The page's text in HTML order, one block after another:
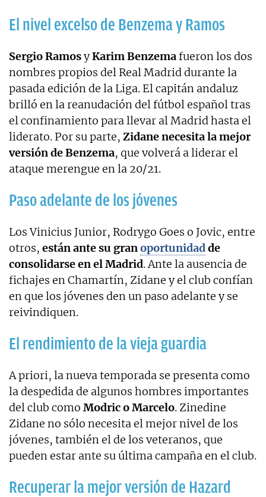
El nivel excelso de Benzema y Ramos
Sergio RamosyKarim Benzemafueron los dos
nombres propios del Real Madrid durante la
pasada edición de la Liga. El capitán andaluz
brilló en la reanudación del fútbol español tras
el confinamiento para llevar al Madrid hasta el
liderato. Por su parte, Zidane necesita la mejor
versión de Benzema, que volverá a liderar el
ataque merengue en la 20/21.
Paso adelante de los jóvenes
Los Vinicius Junior, Rodrygo Goes o Jovic, entre
otros, están ante su granoportunidadde
consolidarse en el Madrid. Ante la ausencia de
fichajes en Chamartín, Zidane y el club confían
en que los jóvenes den un paso adelante y se
reivindiquen.
El rendimiento de la vieja guardia
A priori, la nueva temporada se presenta como
la despedida de algunos hombres importantes
del club como Modric o Marcelo. Zinedine
Zidane no sólo necesita el mejor nivel de los
jóvenes, también el de los veteranos, que
pueden estar ante su última campaña en el club.
Recuperar la mejor versión de Hazard